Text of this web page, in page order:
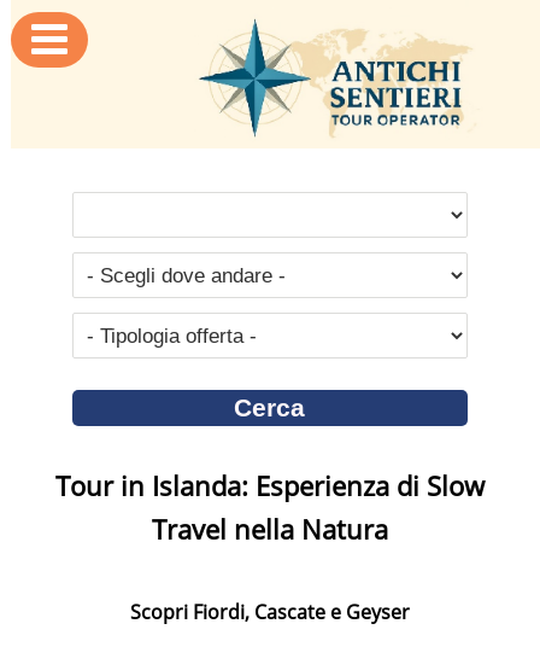

Tour in Islanda: Esperienza di Slow
Travel nella Natura
Scopri Fiordi, Cascate e Geyser